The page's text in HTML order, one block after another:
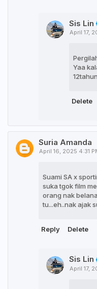
Sis Lin
April 17,
Yaa
Delete
Suria Amanda
April 16, 2025 4:31
Suami SA x
suka tgok film
orang nak
tu...eh..nak ajak
Reply Delete
Sis Lin
April 17,